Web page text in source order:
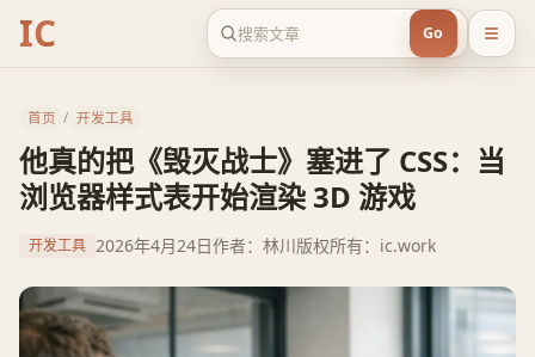
IC Go
首页 / 开发工具
他真的把《毁灭战士》塞进了 CSS：当
浏览器样式表开始渲染 3D 游戏
开发工具 2026年4月24日作者：林川版权所有：ic.work